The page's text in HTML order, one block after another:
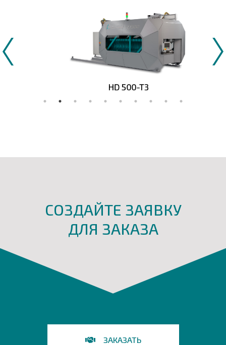
HD 500-T3
СОЗДАЙТЕ ЗАЯВКУ
ДЛЯ ЗАКАЗА
ЗАКАЗАТЬ